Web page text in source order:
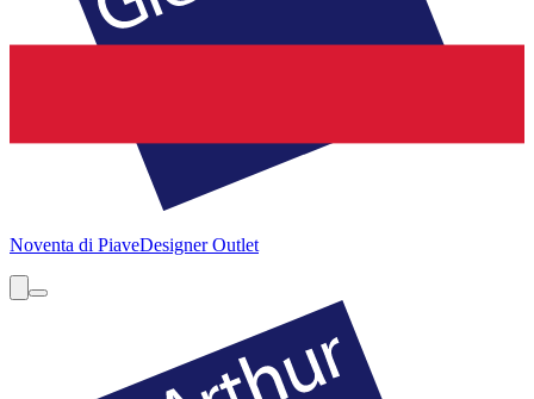
Noventa di PiaveDesigner Outlet